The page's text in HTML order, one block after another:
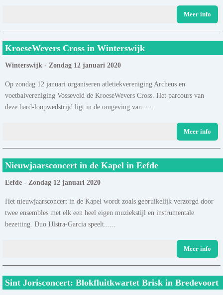
Meer info
KroeseWevers Cross in Winterswijk
Winterswijk - Zondag 12 januari 2020
Op zondag 12 januari organiseren atletiekvereniging Archeus en
voetbalvereniging Vosseveld de KroeseWevers Cross. Het parcours van
deze hard-loopwedstrijd ligt in de omgeving van......
Meer info
Nieuwjaarsconcert in de Kapel in Eefde
Eefde - Zondag 12 januari 2020
Het nieuwjaarsconcert in de Kapel wordt zoals gebruikelijk verzorgd door
twee ensembles met elk een heel eigen muziekstijl en instrumentale
bezetting. Duo IJlstra-Garcia speelt......
Meer info
Sint Jorisconcert: Blokfluitkwartet Brisk in Bredevoort